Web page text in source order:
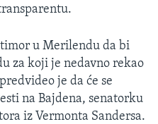
u Merilendu da bi
za koji je nedavno rekao
je da će se
na Bajdena, senatorku
iz Vermonta Sandersa.